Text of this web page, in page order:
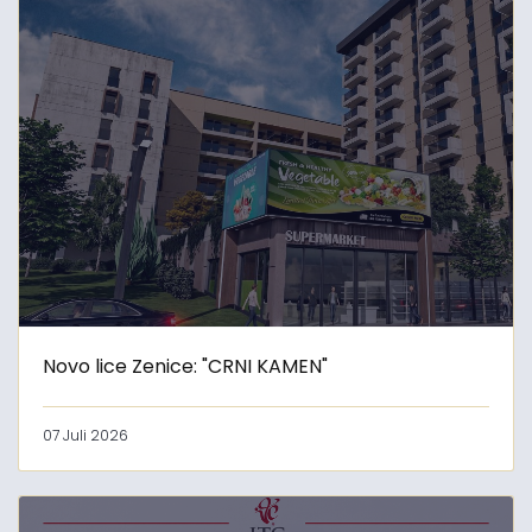
Novo lice Zenice: "CRNI KAMEN"
07 Juli 2026